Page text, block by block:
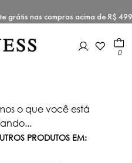
grátis nas compras acima
0
o que você está
PRODUTOS EM: